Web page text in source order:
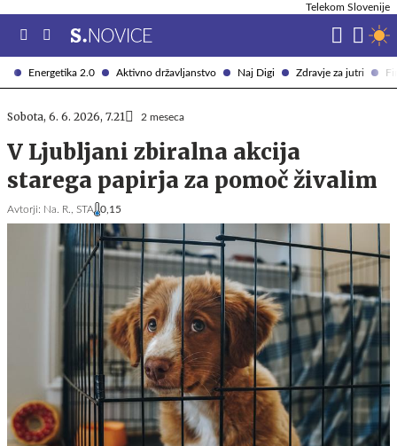
Energetika 2.0 Aktivno državljanstvo Naj Digi Zdravje za jutri
Telekom Slovenije
Sobota, 6. 6. 2026, 7.21 2 meseca
V Ljubljani zbiralna akcija
starega papirja za pomoč živalim
Avtorji: Na. R., STA 0,15